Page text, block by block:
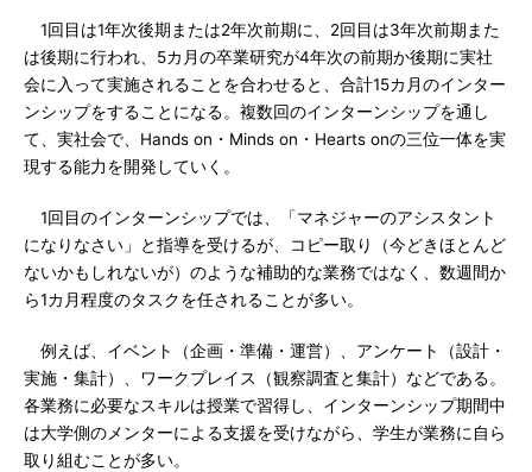
1回目は1年次後期または2年次前期に、2回目は3年次前期また
は後期に行われ、5カ月の卒業研究が4年次の前期か後期に実社
会に入って実施されることを合わせると、合計15カ月のインター
ンシップをすることになる。複数回のインターンシップを通し
て、実社会で、Hands on・Minds on・Hearts onの三位一体を実
現する能力を開発していく。
1回目のインターンシップでは、「マネジャーのアシスタント
になりなさい」と指導を受けるが、コピー取り（今どきほとんど
ないかもしれないが）のような補助的な業務ではなく、数週間か
ら1カ月程度のタスクを任されることが多い。
例えば、イベント（企画・準備・運営）、アンケート（設計・
実施・集計）、ワークプレイス（観察調査と集計）などである。
各業務に必要なスキルは授業で習得し、インターンシップ期間中
は大学側のメンターによる支援を受けながら、学生が業務に自ら
取り組むことが多い。